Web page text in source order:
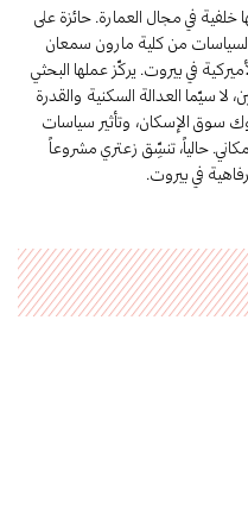
في مجال العمارة. حائزة على
من كلية مارون سمعان
في بيروت. يركّز عملها البحثي
لا سيّما العدالة السكنية والقدرة
سوق الإسكان، وتأثير سياسات
حالياً، تنسِّق زعتري مشروعاً
في بيروت.